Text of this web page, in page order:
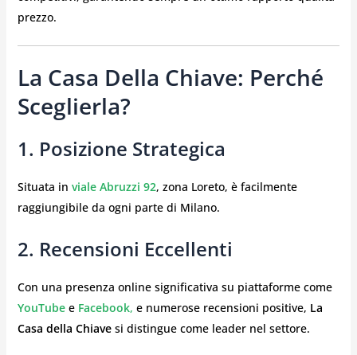
prezzo.
La Casa Della Chiave: Perché
Sceglierla?
1. Posizione Strategica
Situata in viale Abruzzi 92, zona Loreto, è facilmente
raggiungibile da ogni parte di Milano.
2. Recensioni Eccellenti
Con una presenza online significativa su piattaforme come
YouTubee Facebook, e numerose recensioni positive, La
Casa della Chiavesi distingue come leader nel settore.